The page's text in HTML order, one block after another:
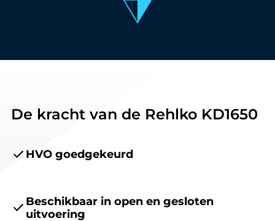
De kracht van de Rehlko KD1650
HVO goedgekeurd
Beschikbaar in open en gesloten
uitvoering